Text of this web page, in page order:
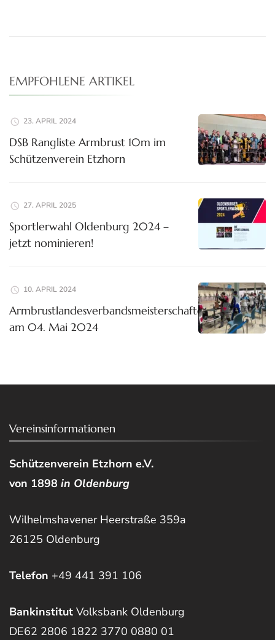
EMPFOHLENE ARTIKEL
23. APRIL 2024
DSB Rangliste Armbrust 10m im
Schützenverein Etzhorn
27. APRIL 2025
Sportlerwahl Oldenburg 2024 –
jetzt nominieren!
10. APRIL 2024
Armbrustlandesverbandsmeisterschaften
am 04. Mai 2024
Vereinsinformationen
Schützenverein Etzhorn e.V.
von 1898 in Oldenburg
Wilhelmshavener Heerstraße 359a
26125 Oldenburg
Telefon +49 441 391 106
Bankinstitut Volksbank Oldenburg
DE62 2806 1822 3770 0880 01